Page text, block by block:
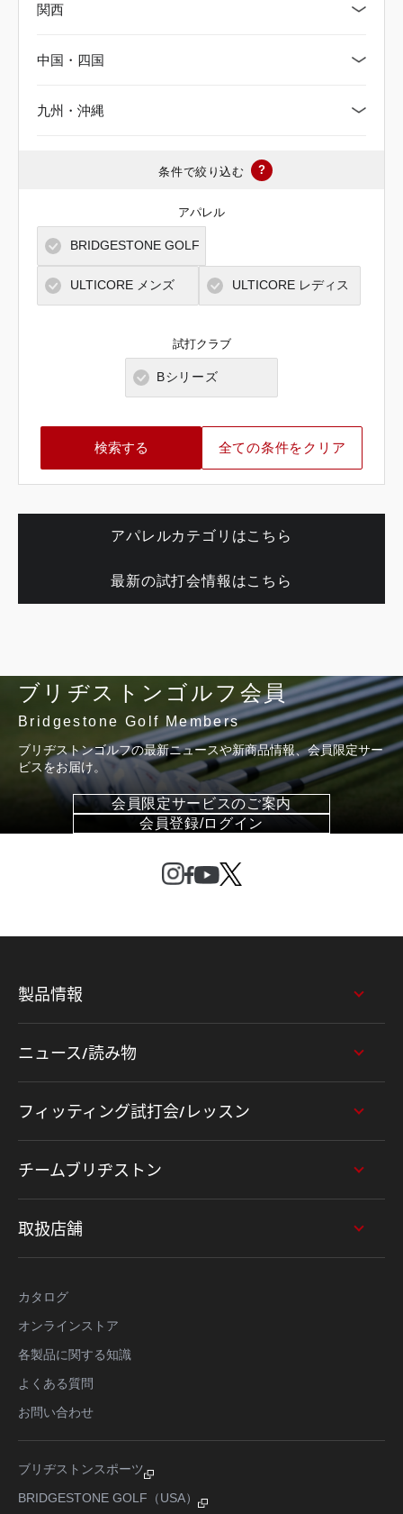
富山県
石川県
関西
京都府
大阪府
和歌山県
中国・四国
鳥取県
高知県
九州・沖縄
沖縄県
条件で絞り込む ?
アパレル
BRIDGESTONE GOLF
ULTICORE メンズ ULTICORE レディス
試打クラブ
Bシリーズ
全ての条件をクリア
アパレルカテゴリはこちら
最新の試打会情報はこちら
ブリヂストンゴルフ会員
Bridgestone Golf Members
ブリヂストンゴルフの最新ニュースや新商品情報、会員限定サー
ビスをお届け。
会員限定サービスのご案内
会員登録/ログイン
製品情報
ニュース/読み物
フィッティング試打会/レッスン
チームブリヂストン
取扱店舗
カタログ
オンラインストア
各製品に関する知識
よくある質問
お問い合わせ
ブリヂストンスポーツ
BRIDGESTONE GOLF（USA）